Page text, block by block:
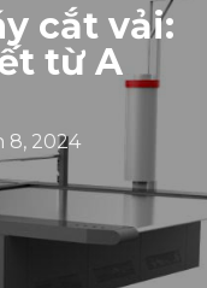
cắt vải:
từ A
8, 2024